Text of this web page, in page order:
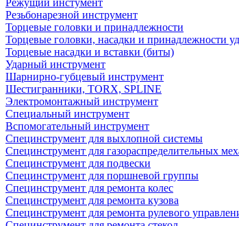
Режущий инстумент
Резьбонарезной инструмент
Торцевые головки и принадлежности
Торцевые головки, насадки и принадлежности
Торцевые насадки и вставки (биты)
Ударный инструмент
Шарнирно-губцевый инструмент
Шестигранники, TORX, SPLINE
Электромонтажный инструмент
Специальный инструмент
Вспомогательный инструмент
Специнструмент для выхлопной системы
Специнструмент для газораспределительных
Специнструмент для подвески
Специнструмент для поршневой группы
Специнструмент для ремонта колес
Специнструмент для ремонта кузова
Специнструмент для ремонта рулевого